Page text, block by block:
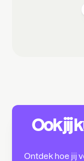
Ook jij
Ontdek hoe jij